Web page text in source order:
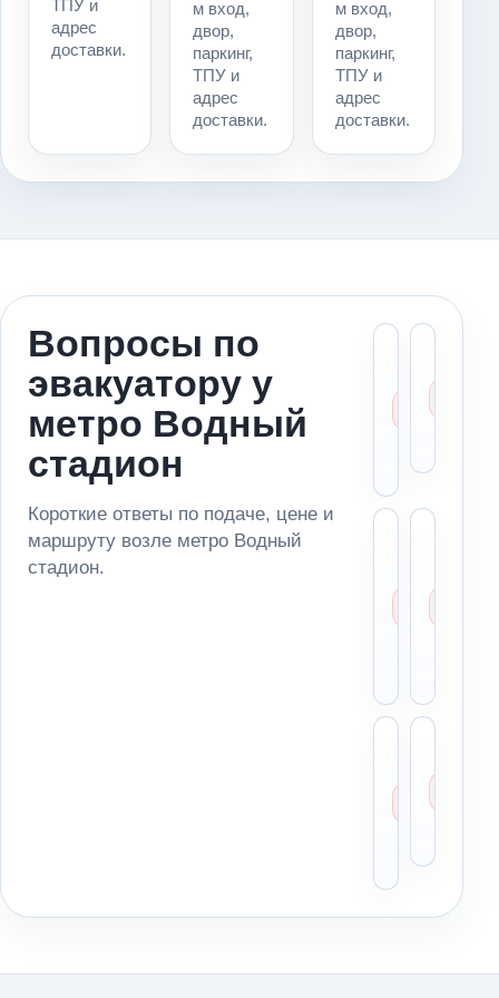
ТПУ и
адрес
доставки.
м вход,
двор,
паркинг,
ТПУ и
адрес
доставки.
м вход,
двор,
паркинг,
ТПУ и
адрес
доставки.
Вопросы по
эвакуатору у
метро Водный
стадион
Короткие ответы по подаче, цене и
маршруту возле метро Водный
стадион.